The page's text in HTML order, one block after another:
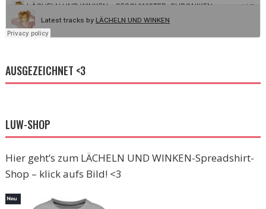
AUSGEZEICHNET <3
LUW-SHOP
Hier geht’s zum LÄCHELN UND WINKEN-Spreadshirt-
Shop – klick aufs Bild! <3